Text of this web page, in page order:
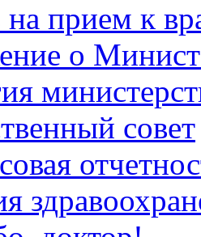
на прием к
о
совет